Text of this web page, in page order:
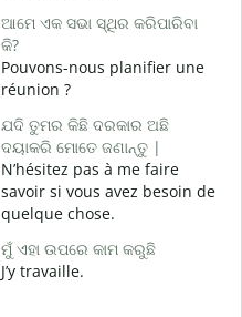
ଆମେ ଏକ ସଭା ସ୍ଥିର କରିପାରିବା
କି?
Pouvons-nous planifier une
réunion ?
ଯଦି ତୁମର କିଛି ଦରକାର ଅଛି
ଦୟାକରି ମୋତେ ଜଣାନ୍ତୁ |
N’hésitez pas à me faire
savoir si vous avez besoin de
quelque chose.
ମୁଁ ଏହା ଉପରେ କାମ କରୁଛି
J’y travaille.